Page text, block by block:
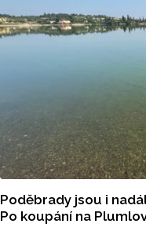
Poděbrady jsou i
Po koupání na